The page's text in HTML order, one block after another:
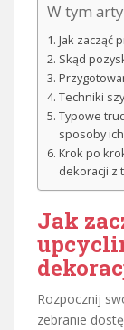
W tym
Jak zacząć
Skąd
Techniki
Typowe
sposoby
Krok po
dekoracji z
Jak
Rozpocznij
zebranie